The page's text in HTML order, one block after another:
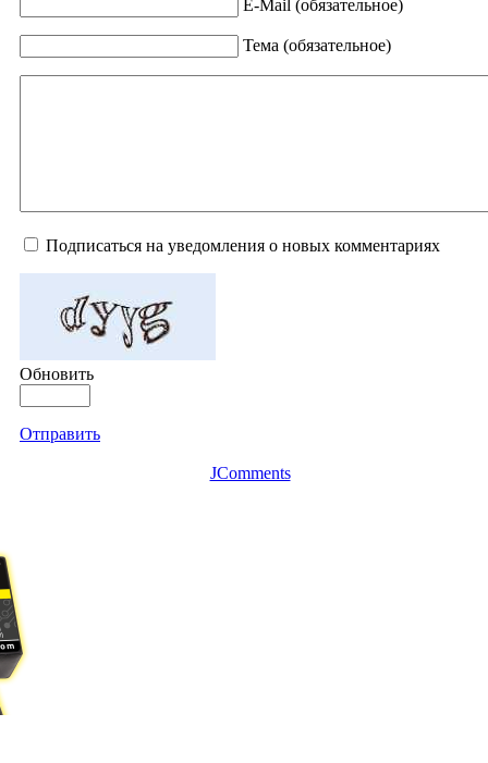
E-Mail (обязательное)
Тема (обязательное)
Подписаться на уведомления о новых комментариях
Обновить
Отправить
JComments